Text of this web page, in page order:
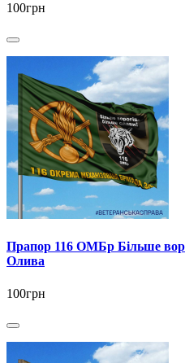
100грн
Прапор 116 ОМБр Більше
Олива
100грн